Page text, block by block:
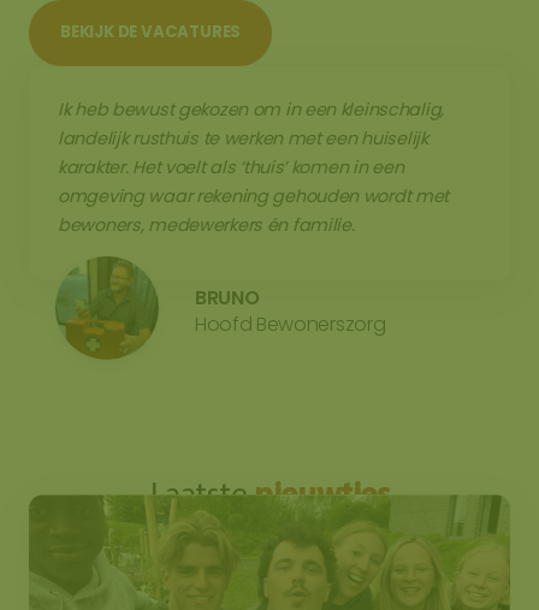
BEKIJK DE VACATURES
Ik heb bewust gekozen om in een kleinschalig,
landelijk rusthuis te werken met een huiselijk
karakter. Het voelt als ‘thuis’ komen in een
omgeving waar rekening gehouden wordt met
bewoners, medewerkers én familie.
BRUNO
Hoofd Bewonerszorg
Laatstenieuwtjes